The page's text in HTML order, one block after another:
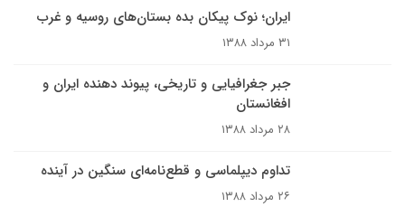
ایران؛ نوک پیکان بده بستان‌های روسیه و غرب
۳۱ مرداد ۱۳۸۸
جبر جغرافیایی و تاریخی، پیوند دهنده ایران و
افغانستان
۲۸ مرداد ۱۳۸۸
تداوم دیپلماسی و قطع‌نامه‌ای سنگین در آینده
۲۶ مرداد ۱۳۸۸